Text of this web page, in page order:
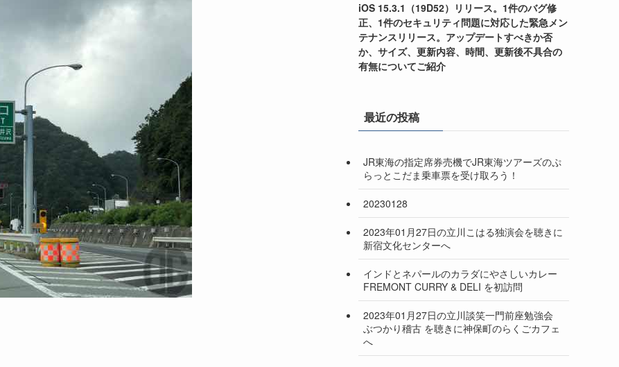
iOS 15.3.1（19D52）リリース。1件のバグ修
正、1件のセキュリティ問題に対応した緊急メン
テナンスリリース。アップデートすべきか否
か、サイズ、更新内容、時間、更新後不具合の
有無についてご紹介
最近の投稿
JR東海の指定席券売機でJR東海ツアーズのぷ
らっとこだま乗車票を受け取ろう！
20230128
2023年01月27日の立川こはる独演会を聴きに
新宿文化センターへ
インドとネパールのカラダにやさしいカレー
FREMONT CURRY & DELI を初訪問
2023年01月27日の立川談笑一門前座勉強会
ぶつかり稽古 を聴きに神保町のらくごカフェ
へ